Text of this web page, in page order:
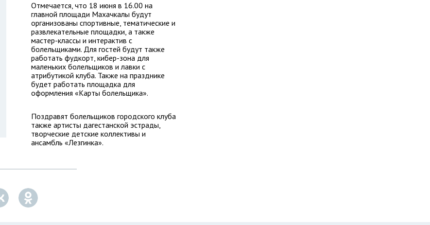
Отмечается, что 18 июня в 16.00 на
главной площади Махачкалы будут
организованы спортивные, тематические и
развлекательные площадки, а также
мастер-классы и интерактив с
болельщиками. Для гостей будут также
работать фудкорт, кибер-зона для
маленьких болельщиков и лавки с
атрибутикой клуба. Также на празднике
будет работать площадка для
оформления «Карты болельщика».
Поздравят болельщиков городского клуба
также артисты дагестанской эстрады,
творческие детские коллективы и
ансамбль «Лезгинка».